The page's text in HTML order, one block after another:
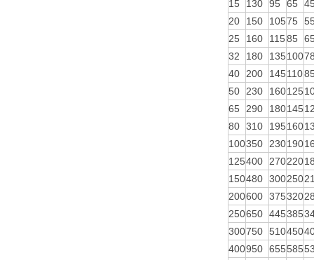
15
130 95 65
20
150 10575
25
160 11585
32
180 135100
40
200 145110
50
230 160125
65
290 180145
80 310 195160
100350 230190
125400 270220
150480 300250
200600 375320
250650 445385
300750 510450
400950 655585